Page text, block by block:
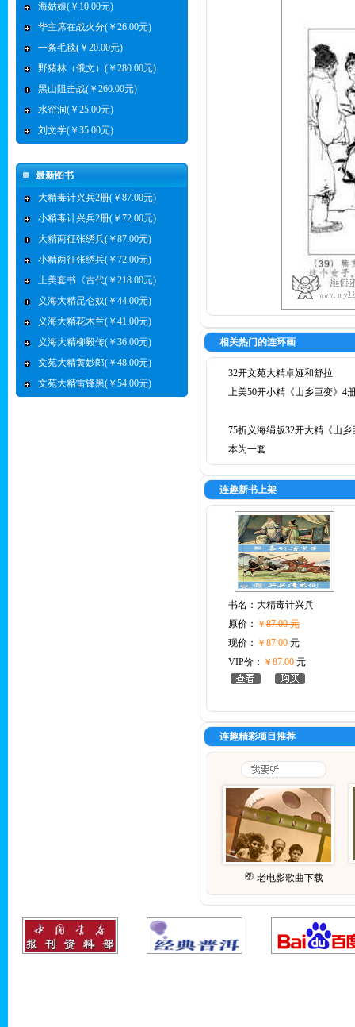
海姑娘(￥10.00元)
华主席在战火分(￥26.00元)
一条毛毯(￥20.00元)
野猪林（俄文）(￥280.00元)
黑山阻击战(￥260.00元)
水帘洞(￥25.00元)
刘文学(￥35.00元)
最新图书
大精毒计兴兵2册(￥87.00元)
小精毒计兴兵2册(￥72.00元)
大精两征张绣兵(￥87.00元)
小精两征张绣兵(￥72.00元)
上美套书《古代(￥218.00元)
义海大精昆仑奴(￥44.00元)
义海大精花木兰(￥41.00元)
义海大精柳毅传(￥36.00元)
文苑大精黄妙郎(￥48.00元)
文苑大精雷锋黑(￥54.00元)
相关热门的连环画
32开文苑大精卓娅和舒拉
上美50开小精《山乡巨变》4
75折义海绢版32开大精《山乡
本为一套
连趣新书上架
书名： 大精毒计兴兵
原价： ￥87.00 元
现价： ￥87.00元
VIP价： ￥87.00元
连趣精彩项目推荐
老电影歌曲下载